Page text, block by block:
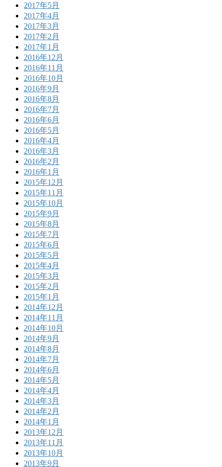
2017年5月
2017年4月
2017年3月
2017年2月
2017年1月
2016年12月
2016年11月
2016年10月
2016年9月
2016年8月
2016年7月
2016年6月
2016年5月
2016年4月
2016年3月
2016年2月
2016年1月
2015年12月
2015年11月
2015年10月
2015年9月
2015年8月
2015年7月
2015年6月
2015年5月
2015年4月
2015年3月
2015年2月
2015年1月
2014年12月
2014年11月
2014年10月
2014年9月
2014年8月
2014年7月
2014年6月
2014年5月
2014年4月
2014年3月
2014年2月
2014年1月
2013年12月
2013年11月
2013年10月
2013年9月